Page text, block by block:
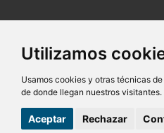
Utilizamos
Usamos cookies y otras técnicas
de donde llegan nuestros visitantes.
Aceptar Rechazar